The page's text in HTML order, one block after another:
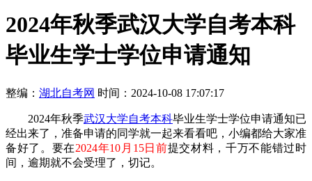
2024年秋季武汉大学自考本科
毕业生学士学位申请通知
整编： 湖北自考网 时间：2024-10-08 17:07:17
2024年秋季武汉大学自考本科毕业生学士学位申请通知已
经出来了，准备申请的同学就一起来看看吧，小编都给大家准
备好了。要在2024年10月15日前提交材料，千万不能错过时
间，逾期就不会受理了，切记。